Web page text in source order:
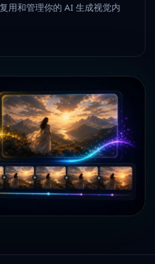
用和管理你的 AI 生成视觉内